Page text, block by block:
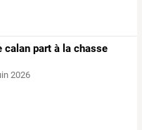
calan part à la chasse
2026